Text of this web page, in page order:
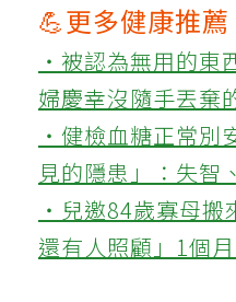
💪更多健康推薦
‧被認為無用的東
婦慶幸沒隨手丟棄
‧健檢血糖正常別
見的隱患」：失智
‧兒邀84歲寡母搬
還有人照顧」1個